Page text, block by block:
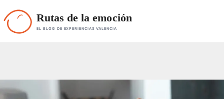
Rutas de la emoción
EL BLOG DE EXPERIENCIAS VALENCIA